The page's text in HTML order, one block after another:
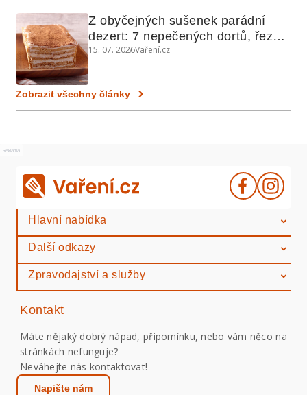
Z obyčejných sušenek parádní
dezert: 7 nepečených dortů, řezů
a koláčů
15. 07. 2026Vaření.cz
Zobrazit všechny články
Reklama
Hlavní nabídka
Další odkazy
Zpravodajství a služby
Kontakt
Máte nějaký dobrý nápad, připomínku, nebo vám něco na
stránkách nefunguje?
Neváhejte nás kontaktovat!
Napište nám